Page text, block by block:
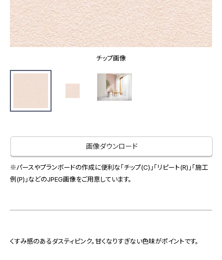
#リリカラのある暮らし
ショールーム トップ
東京ショールーム
大阪ショールーム
お客様サポート
お客様サポート トップ
画像ダウンロード
お役立ち資料
サンプル・カタログ請求／お問い合わせ（ビジネスのお客様）
非住宅案件に関するお問い合わせ
スペースソリューション事業
オフィスソリューション事業
会社情報
チップ画像
画像ダウンロード
※パースやプランボードの作成に便利な「チップ(C)」「リピート(R)」「施工
例(P)」などのJPEG画像をご用意しています。
くすみ感のあるダスティピンク。甘くなりすぎない色味がポイントです。